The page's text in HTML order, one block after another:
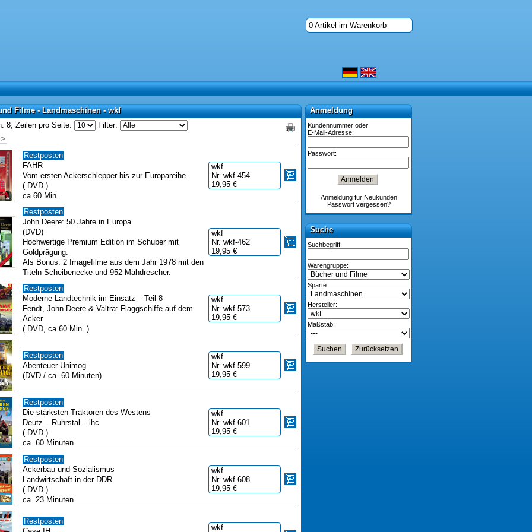
0 Artikel im Warenkorb
Anmeldung
Anmeldung
Kundennummer oder
E-Mail-Adresse:
Passwort:
Anmeldung für Neukunden
Passwort vergessen?
Suche
Suche
Suchbegriff:
Warengruppe:
Sparte:
Hersteller:
Maßstab:
Filme - Landmaschinen - wkf
Filme - Landmaschinen - wkf
8; Zeilen pro Seite:
Filter:
Restposten
FAHR
Vom ersten Ackerschlepper bis zur Europareihe
( DVD )
ca.60 Min.
wkf
Nr. wkf-454
19,95 €
Restposten
John Deere: 50 Jahre in Europa
(DVD)
Hochwertige Premium Edition im Schuber mit
Goldprägung.
Als Bonus: 2 Imagefilme aus dem Jahr 1978 mit den
Titeln Scheibenecke und 952 Mähdrescher.
wkf
Nr. wkf-462
19,95 €
Restposten
Moderne Landtechnik im Einsatz – Teil 8
Fendt, John Deere & Valtra: Flaggschiffe auf dem
Acker
( DVD, ca.60 Min. )
wkf
Nr. wkf-573
19,95 €
Restposten
Abenteuer Unimog
(DVD / ca. 60 Minuten)
wkf
Nr. wkf-599
19,95 €
Restposten
Die stärksten Traktoren des Westens
Deutz – Ruhrstal – ihc
( DVD )
ca. 60 Minuten
wkf
Nr. wkf-601
19,95 €
Restposten
Ackerbau und Sozialismus
Landwirtschaft in der DDR
( DVD )
ca. 23 Minuten
wkf
Nr. wkf-608
19,95 €
Restposten
wkf